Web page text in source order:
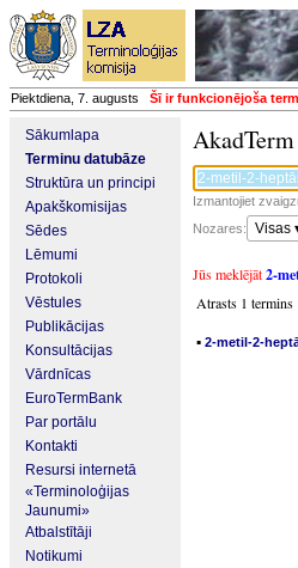
Piektdiena, 7. augusts Šī ir funkcionējoša
Sākumlapa
Terminu datubāze
Struktūra un principi
Apakškomisijas
Sēdes
Lēmumi
Protokoli
Vēstules
Publikācijas
Konsultācijas
Vārdnīcas
EuroTermBank
Par portālu
Kontakti
Resursi internetā
«Terminoloģijas
Jaunumi»
Atbalstītāji
Notikumi
Izmantojiet
Nozares:
Visas
Jūs meklējāt2-
Atrasts 1 termins
▪ 2-metil-2-